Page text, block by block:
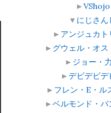
►VShojo
▼ にじさん
► アンジュカト
► グウェル・オス
► ジョー・
► デビデビデ
► フレン・E・ル
►ベルモンド・バ